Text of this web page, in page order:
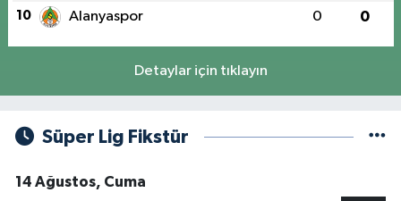
10 Alanyaspor 0 0
Detaylar için tıklayın
Süper Lig Fikstür
14 Ağustos, Cuma